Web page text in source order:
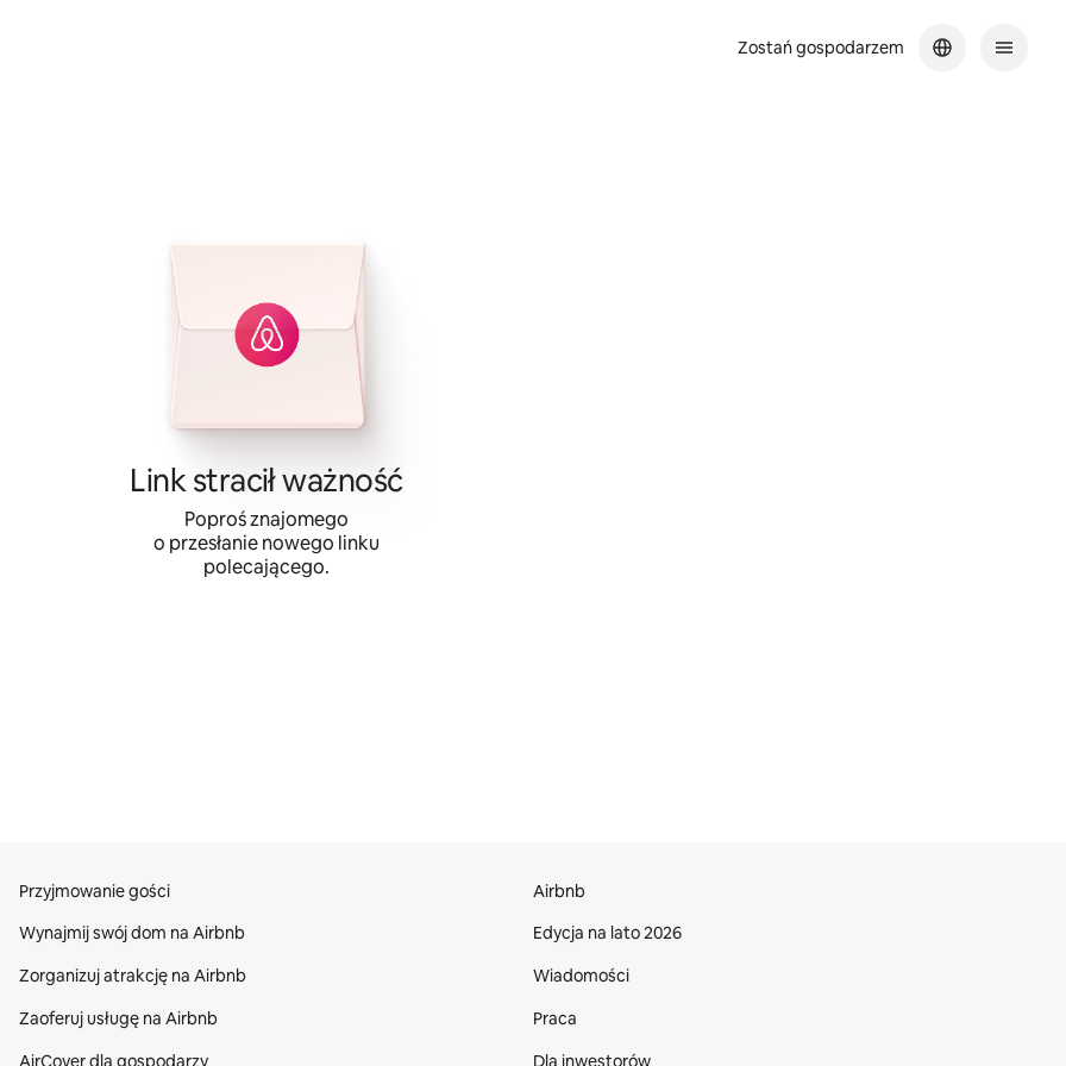
Zostań gospodarzem
Link stracił ważność
Poproś znajomego
o przesłanie nowego linku
polecającego.
Przyjmowanie gości
Wynajmij swój dom na Airbnb
Zorganizuj atrakcję na Airbnb
Zaoferuj usługę na Airbnb
AirCover dla gospodarzy
Airbnb
Edycja na lato 2026
Wiadomości
Praca
Dla inwestorów